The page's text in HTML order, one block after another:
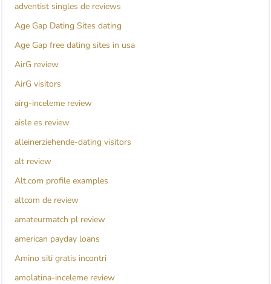
adventist singles de reviews
Age Gap Dating Sites dating
Age Gap free dating sites in usa
AirG review
AirG visitors
airg-inceleme review
aisle es review
alleinerziehende-dating visitors
alt review
Alt.com profile examples
altcom de review
amateurmatch pl review
american payday loans
Amino siti gratis incontri
amolatina-inceleme review